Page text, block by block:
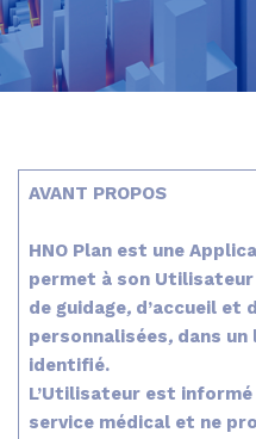
AVANT PROPOS
HNO Plan est une
permet à son Utilisateur
de guidage, d’accueil et
personnalisées, dans un
identifié.
L’Utilisateur est informé
service médical et ne